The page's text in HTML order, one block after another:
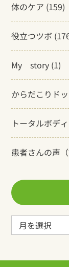
体のケア (159)
役立つツボ
My story (1)
からだこりド
トータルボデ
患者さんの声
ー